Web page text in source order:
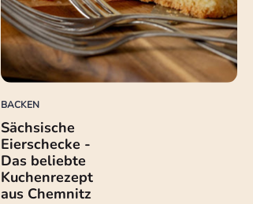
BACKEN
Sächsische
Eierschecke -
Das beliebte
Kuchenrezept
aus Chemnitz